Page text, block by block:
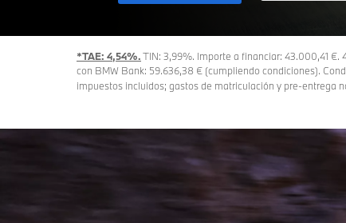
*TAE: 4,54%.TIN: 3,99%. Importe a financiar: 43.000,41
con BMW Bank: 59.636,38 € (cumpliendo condiciones).
impuestos incluidos; gastos de matriculación y pre-entrega